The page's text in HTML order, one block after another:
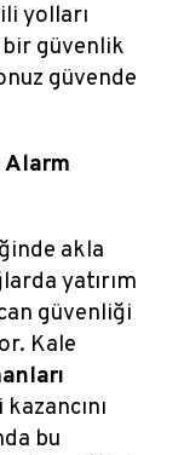
yolları
bir güvenlik
güvende
Alarm
akla
yatırım
güvenliği
Kale
bu